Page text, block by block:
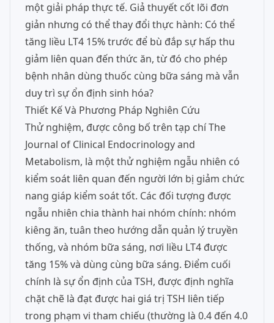
một giải pháp thực tế. Giả thuyết cốt lõi đơn
giản nhưng có thể thay đổi thực hành: Có thể
tăng liều LT4 15% trước để bù đắp sự hấp thu
giảm liên quan đến thức ăn, từ đó cho phép
bệnh nhân dùng thuốc cùng bữa sáng mà vẫn
duy trì sự ổn định sinh hóa?
Thiết Kế Và Phương Pháp Nghiên Cứu
Thử nghiệm, được công bố trên tạp chí The
Journal of Clinical Endocrinology and
Metabolism, là một thử nghiệm ngẫu nhiên có
kiểm soát liên quan đến người lớn bị giảm chức
nang giáp kiểm soát tốt. Các đối tượng được
ngẫu nhiên chia thành hai nhóm chính: nhóm
kiêng ăn, tuân theo hướng dẫn quản lý truyền
thống, và nhóm bữa sáng, nơi liều LT4 được
tăng 15% và dùng cùng bữa sáng. Điểm cuối
chính là sự ổn định của TSH, được định nghĩa
chặt chẽ là đạt được hai giá trị TSH liên tiếp
trong phạm vi tham chiếu (thường là 0.4 đến 4.0